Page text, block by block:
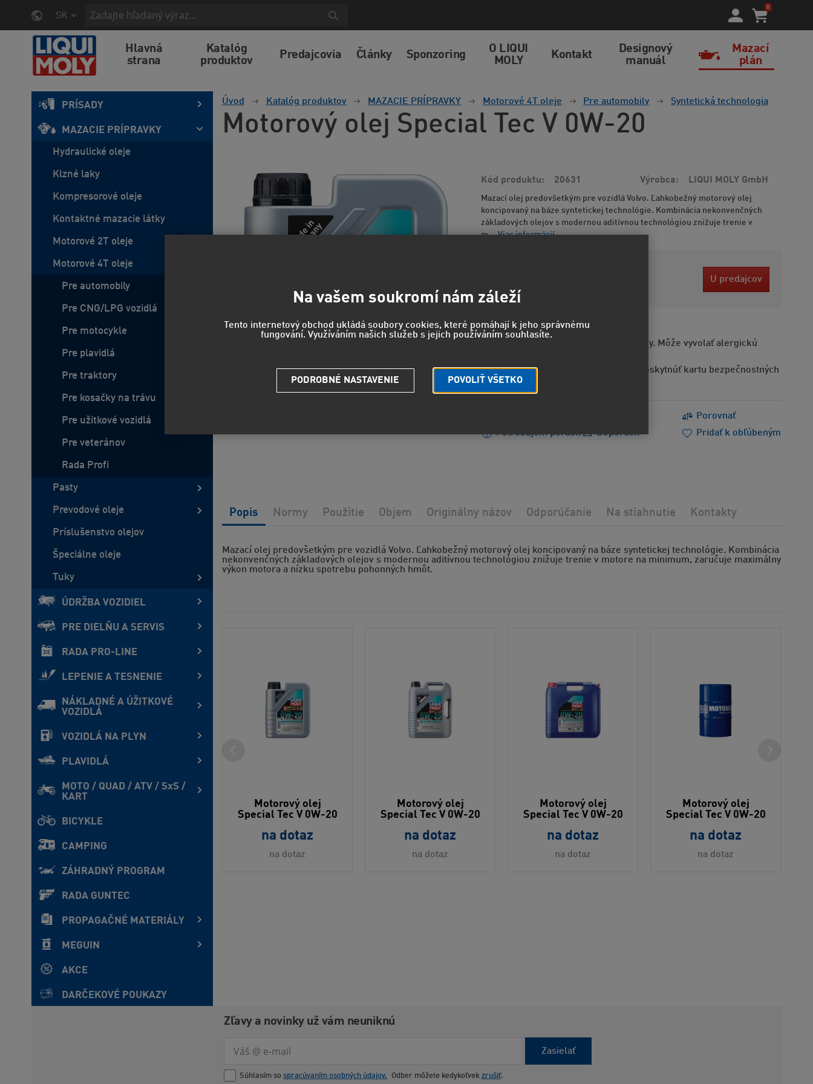
SK
0
Hlavná
strana
Katalóg
produktov
Predajcovia Články Sponzoring
O LIQUI
MOLY
Kontakt
Designový
manuál
Mazací
plán
PRÍSADY
MAZACIE PRÍPRAVKY
Hydraulické oleje
Klzné laky
Kompresorové oleje
Kontaktné mazacie látky
Motorové 2T oleje
Motorové 4T oleje
Pre automobily
Pre CNG/LPG vozidlá
Pre motocykle
Pre plavidlá
Pre traktory
Pre kosačky na trávu
Pre užitkové vozidlá
Pre veteránov
Rada Profi
Pasty
Prevodové oleje
Príslušenstvo olejov
Špeciálne oleje
Tuky
ÚDRŽBA VOZIDIEL
PRE DIELŇU A SERVIS
RADA PRO-LINE
LEPENIE A TESNENIE
NÁKLADNÉ A ÚŽITKOVÉ
VOZIDLÁ
VOZIDLÁ NA PLYN
PLAVIDLÁ
MOTO / QUAD / ATV / SxS /
KART
BICYKLE
CAMPING
ZÁHRADNÝ PROGRAM
RADA GUNTEC
PROPAGAČNÉ MATERIÁLY
MEGUIN
AKCE
DARČEKOVÉ POUKAZY
Úvod Katalóg produktov MAZACIE PRÍPRAVKY Motorové 4T oleje Pre automobily Syntetická technologia
Motorový olej Special Tec V 0W-20
Kód produktu 20631 Výrobca LIQUI MOLY GmbH
Mazací olej predovšetkým pre vozidlá Volvo. Ľahkobežný motorový olej
koncipovaný na báze syntetickej technológie. Kombinácia nekonvenčných
základových olejov s modernou aditívnou technológiou znižuje trenie v
m... Viac informácií
17,90 EUR
U predajcov
EUH208 - Obsahuje alergénne látky. Môže vyvolať alergickú
EUH210 - Na požiadanie možno poskytnúť kartu bezpečnostných
údajov.
Porovnať
Potrebujem poradiť
Doporučiť
Pridať k obľúbeným
Mazací olej predovšetkým pre vozidlá Volvo. Ľahkobežný motorový olej koncipovaný na báze syntetickej technológie. Kombinácia
nekonvenčných základových olejov s modernou aditívnou technológiou znižuje trenie v motore na minimum, zaručuje maximálny
výkon motora a nízku spotrebu pohonných hmôt.
Popis Normy Použitie Objem Originálny názov Odporúčanie Na stiahnutie Kontakty
Motorový olej
Special Tec V 0W-20
na dotaz
na dotaz
Motorový olej
Special Tec V 0W-20
na dotaz
na dotaz
Motorový olej
Special Tec V 0W-20
na dotaz
na dotaz
Motorový olej
Special Tec V 0W-20
na dotaz
na dotaz
Zľavy a novinky už vám neuniknú
Zasielať
Súhlasím so spracúvaním osobných údajov. Odber môžete kedykoľvek zrušiť.
Na vašem soukromí nám záleží
Tento internetový obchod ukládá soubory cookies, které pomáhají k jeho správnému
fungování. Využíváním našich služeb s jejich používáním souhlasíte.
POVOLIŤ VŠETKO
PODROBNÉ NASTAVENIE